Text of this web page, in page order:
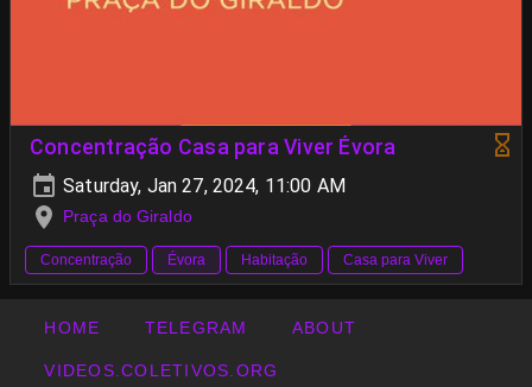
Concentração Casa para Viver Évora
Saturday, Jan 27, 2024, 11:00 AM
Praça do Giraldo
Concentração Évora Habitação Casa para Viver
HOME TELEGRAM ABOUT
VIDEOS.COLETIVOS.ORG